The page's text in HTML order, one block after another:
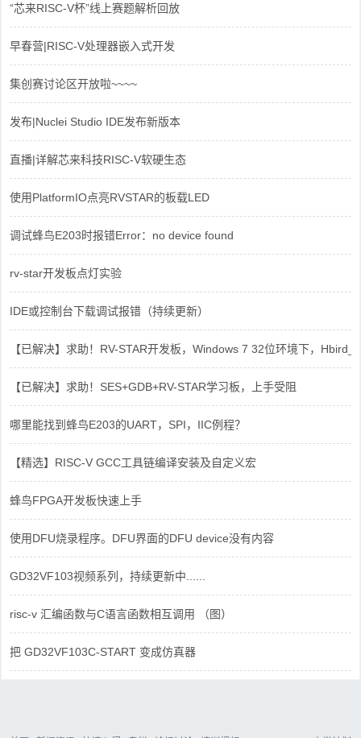
“芯来RISC-V杯”线上赛题解析回放
早春营|RISC-V处理器嵌入式开发
集创赛讨论区开放啦~~~~
发布|Nuclei Studio IDE发布新版本
直播|详解芯来科技RISC-V软硬生态
使用PlatformIO点亮RVSTAR的板载LED
调试蜂鸟E203时报错Error：no device found
rv-star开发板点灯实验
IDE或控制台下载调试报错（持续更新）
【已解决】求助！RV-STAR开发板，Windows 7 32位环境下，
【已解决】求助！SES+GDB+RV-STAR学习板，上手受阻
哪里能找到蜂鸟E203的UART，SPI，IIC例程？
【精选】RISC-V GCC工具链编译安装及自定义宏
蜂鸟FPGA开发板快速上手
使用DFU烧录程序。DFU界面的DFU device没有内容
GD32VF103视频系列，持续更新中......
risc-v 汇编函数与C语言函数相互调用 （图）
把 GD32VF103C-START 变成仿真器